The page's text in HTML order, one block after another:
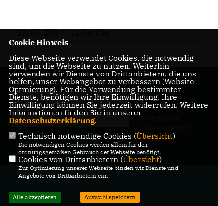
12.07.2024, 11:50 Uhr
KONTAKT
@2026 CDU-Fraktion in der BVV
Alle Rechte vorbehalten.
Cookie Hinweis
Diese Webseite verwendet Cookies, die notwendig
sind, um die Webseite zu nutzen. Weiterhin
verwenden wir Dienste von Drittanbietern, die uns
helfen, unser Webangebot zu verbessern (Website-
Optmierung). Für die Verwendung bestimmter
Dienste, benötigen wir Ihre Einwilligung. Ihre
Einwilligung können Sie jederzeit widerrufen. Weitere
Informationen finden Sie in unserer
Datenschutzerklärung.
Technisch notwendige Cookies (Übersicht)
Die notwendigen Cookies werden allein für den
ordnungsgemäßen Gebrauch der Webseite benötigt.
Cookies von Drittanbietern (Übersicht)
Zur Optimierung unserer Webseite binden wir Dienste und
Angebote von Drittanbietern ein.
Alle akzeptieren Auswahl speichern